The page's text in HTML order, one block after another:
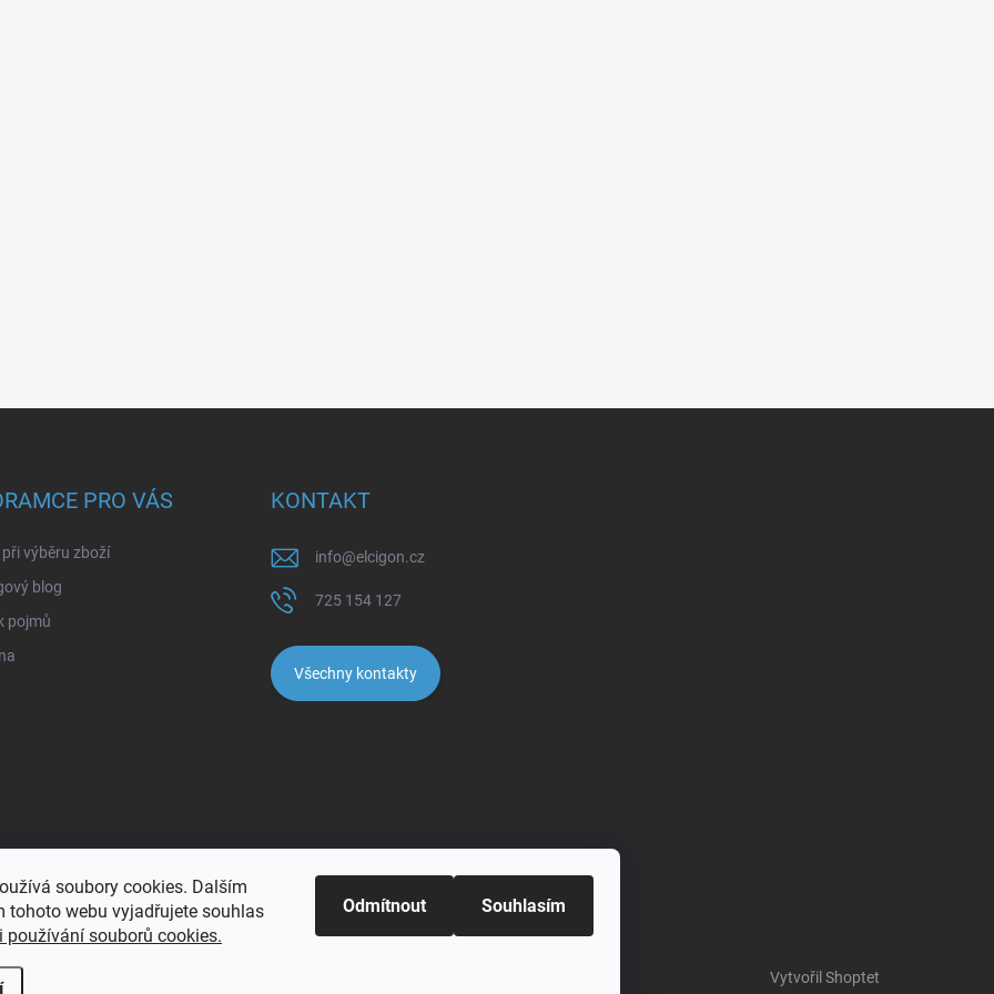
soubory cookies. Dalším
tohoto webu vyjadřujete souhlas
používání souborů cookies.
Odmítnout Souhlasím
PRO VÁS
při výběru zboží
blog
pojmů
KONTAKT
info@elcigon.cz
725 154 127
Všechny kontakty
Vytvořil Shoptet
Upravit nastavení cookies